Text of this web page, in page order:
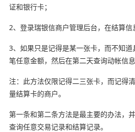
证和银行卡；
2、登录瑞银信商户管理后台，在结算信
3、如果只是记得是某一张卡，而不知
笔任意金额，然后在第二天查询动帐信息
注：此方法仅限记得二三张卡，而记得
量结算卡的商户。
第一条和第二条方法是最主要的办法，
查询任意交易记录和结算记录。